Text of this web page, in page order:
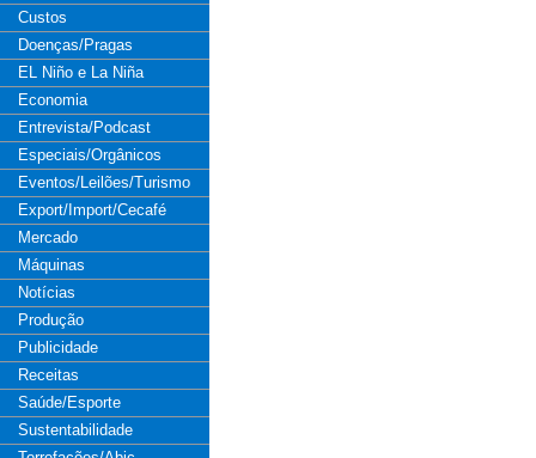
Custos
Doenças/Pragas
EL Niño e La Niña
Economia
Entrevista/Podcast
Especiais/Orgânicos
Eventos/Leilões/Turismo
Export/Import/Cecafé
Mercado
Máquinas
Notícias
Produção
Publicidade
Receitas
Saúde/Esporte
Sustentabilidade